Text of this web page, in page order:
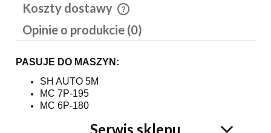
Koszty dostawy
Cena nie zawiera ewentualnych kosztów płatności
Opinie o produkcie (0)
PASUJE DO MASZYN:
SH AUTO 5M
MC 7P-195
MC 6P-180
Serwis sklepu